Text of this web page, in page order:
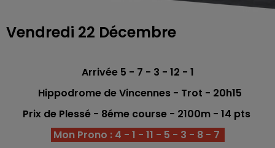
Vendredi 22 Décembre
Arrivée 5 - 7 - 3 - 12 - 1
Hippodrome de Vincennes - Trot - 20h15
Prix de Plessé - 8éme course - 2100m - 14 pts
Mon Prono : 4 - 1 - 11 - 5 - 3 - 8 - 7